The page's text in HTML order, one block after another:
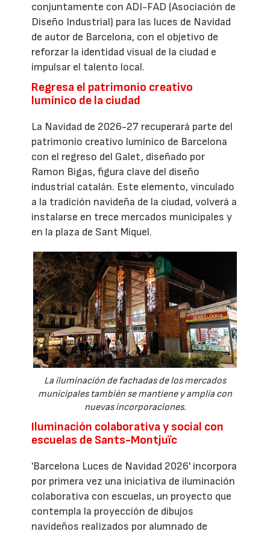
conjuntamente con ADI-FAD (Asociación de
Diseño Industrial) para las luces de Navidad
de autor de Barcelona, con el objetivo de
reforzar la identidad visual de la ciudad e
impulsar el talento local.
Regresa el patrimonio creativo
lumínico de la ciudad
La Navidad de 2026-27 recuperará parte del
patrimonio creativo lumínico de Barcelona
con el regreso del Galet, diseñado por
Ramon Bigas, figura clave del diseño
industrial catalán. Este elemento, vinculado
a la tradición navideña de la ciudad, volverá a
instalarse en trece mercados municipales y
en la plaza de Sant Miquel.
La iluminación de fachadas de los mercados
municipales también se mantiene y amplía con
nuevas incorporaciones.
Iluminación colaborativa y social con
escuelas de Sants-Montjuïc
'Barcelona Luces de Navidad 2026' incorpora
por primera vez una iniciativa de iluminación
colaborativa con escuelas, un proyecto que
contempla la proyección de dibujos
navideños realizados por alumnado de